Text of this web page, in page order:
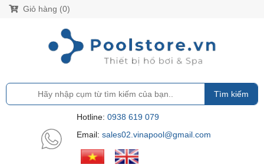
Giỏ hàng (0)
Tìm kiếm
Hotline: 0938 619 079
Email: sales02.vinapool@gmail.com